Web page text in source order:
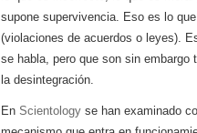
supone supervivencia. Eso es lo
(violaciones de acuerdos o leyes).
se habla, pero que son sin embargo
la desintegración.
En Scientology se han examinado